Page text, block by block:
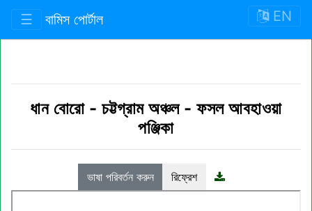
☰ বামিস পোর্টাল EN
ধান বোরো -চট্টগ্রাম অঞ্চল-ফসল আবহাওয়া
পঞ্জিকা
ভাষা পরিবর্তন করুন রিফ্রেশ